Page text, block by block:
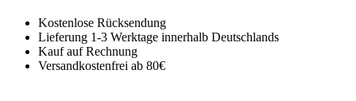
Kostenlose Rücksendung
Lieferung 1-3 Werktage innerhalb Deutschlands
Kauf auf Rechnung
Versandkostenfrei ab 80€